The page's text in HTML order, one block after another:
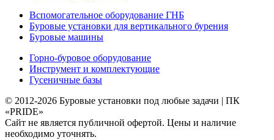
Вспомогательное оборудование ГНБ
Буровые установки для вертикального бурения
Буровые машины
Горно-буровое оборудование
Инструмент и комплектующие
Гусеничные базы
© 2012-2026 Буровые установки под любые задачи | ПК
«PRIDE»
Сайт не является публичной офертой. Цены и наличие
необходимо уточнять.